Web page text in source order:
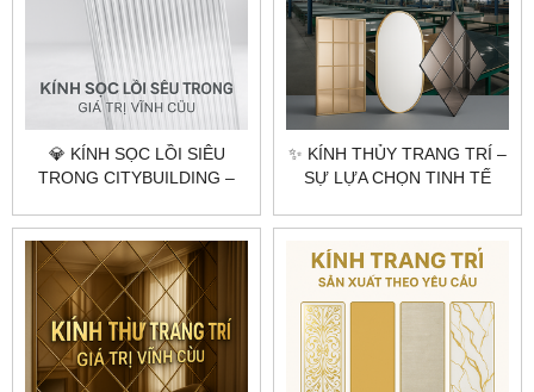
💎 KÍNH SỌC LỒI SIÊU
TRONG CITYBUILDING –
SÁNG VÀ ĐỘ SÂU KHÔNG
GIAN
✨ KÍNH THỦY TRANG TRÍ –
SỰ LỰA CHỌN TINH TẾ
ĐẠI